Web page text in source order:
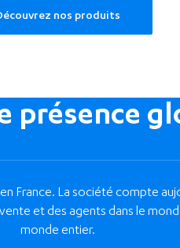
nos produits
présence
France. La société compte
et des agents dans le
monde entier.